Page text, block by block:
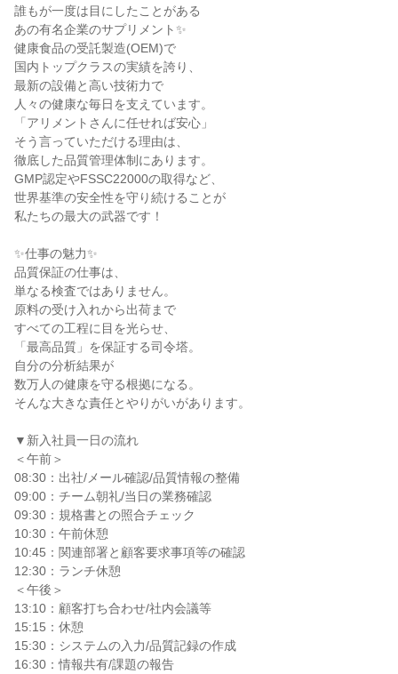
誰もが一度は目にしたことがある
あの有名企業のサプリメント✨
健康食品の受託製造(OEM)で
国内トップクラスの実績を誇り、
最新の設備と高い技術力で
人々の健康な毎日を支えています。
「アリメントさんに任せれば安心」
そう言っていただける理由は、
徹底した品質管理体制にあります。
GMP認定やFSSC22000の取得など、
世界基準の安全性を守り続けることが
私たちの最大の武器です！
✨仕事の魅力✨
品質保証の仕事は、
単なる検査ではありません。
原料の受け入れから出荷まで
すべての工程に目を光らせ、
「最高品質」を保証する司令塔。
自分の分析結果が
数万人の健康を守る根拠になる。
そんな大きな責任とやりがいがあります。
▼新入社員一日の流れ
＜午前＞
08:30：出社/メール確認/品質情報の整備
09:00：チーム朝礼/当日の業務確認
09:30：規格書との照合チェック
10:30：午前休憩
10:45：関連部署と顧客要求事項等の確認
12:30：ランチ休憩
＜午後＞
13:10：顧客打ち合わせ/社内会議等
15:15：休憩
15:30：システムの入力/品質記録の作成
16:30：情報共有/課題の報告